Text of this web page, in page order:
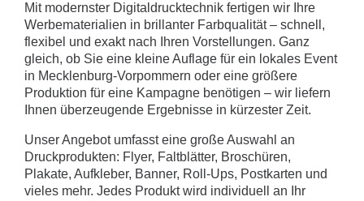
Mit modernster Digitaldrucktechnik fertigen wir Ihre
Werbematerialien in brillanter Farbqualität – schnell,
flexibel und exakt nach Ihren Vorstellungen. Ganz
gleich, ob Sie eine kleine Auflage für ein lokales Event
in Mecklenburg-Vorpommern oder eine größere
Produktion für eine Kampagne benötigen – wir liefern
Ihnen überzeugende Ergebnisse in kürzester Zeit.
Unser Angebot umfasst eine große Auswahl an
Druckprodukten: Flyer, Faltblätter, Broschüren,
Plakate, Aufkleber, Banner, Roll-Ups, Postkarten und
vieles mehr. Jedes Produkt wird individuell an Ihr